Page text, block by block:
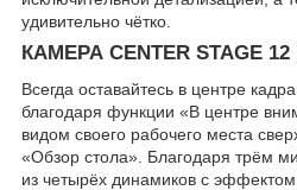
удивительно чётко.
КАМЕРА CENTER STAGE
Всегда оставайтесь в центре
благодаря функции «В центре
видом своего рабочего места
«Обзор стола». Благодаря трём
из четырёх динамиков с